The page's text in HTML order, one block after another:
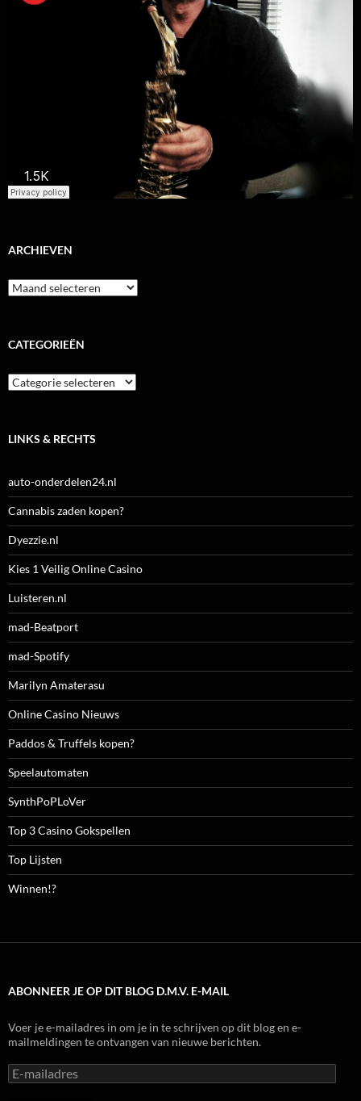
ARCHIEVEN
Archieven
CATEGORIEËN
Categorieën
LINKS & RECHTS
auto-onderdelen24.nl
Cannabis zaden kopen?
Dyezzie.nl
Kies 1 Veilig Online Casino
Luisteren.nl
mad-Beatport
mad-Spotify
Marilyn Amaterasu
Online Casino Nieuws
Paddos & Truffels kopen?
Speelautomaten
SynthPoPLoVer
Top 3 Casino Gokspellen
Top Lijsten
Winnen!?
ABONNEER JE OP DIT BLOG D.M.V. E-MAIL
Voer je e-mailadres in om je in te schrijven op dit blog en e-
mailmeldingen te ontvangen van nieuwe berichten.
E-
mailadres